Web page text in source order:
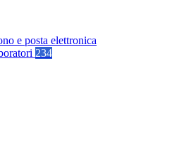
e posta elettronica
234